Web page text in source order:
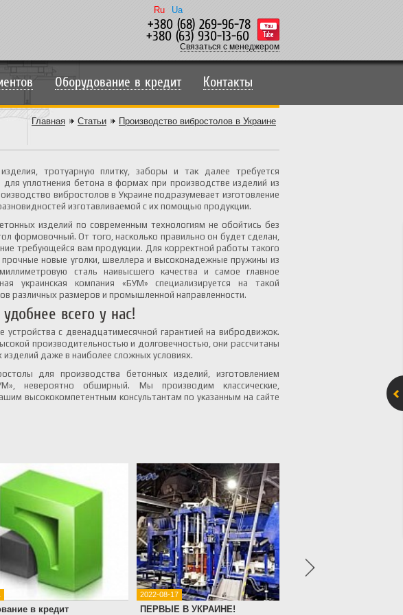
Ru Ua
+380 (68) 269-96-78
+380 (63) 930-13-60
Связаться с менеджером
Оборудование в кредит Контакты
Главная Статьи Производство вибростолов в Украине
тротуарную плитку, заборы и так далее требуется
для уплотнения бетона в формах при производстве изделий из
вибростолов в Украине подразумевает изготовление
изготавливаемой с их помощью продукции.
изделий по современным технологиям не обойтись без
формовочный. От того, насколько правильно он будет сделан,
требующейся вам продукции. Для корректной работы такого
прочные новые уголки, швеллера и высоконадежные пружины из
сталь наивысшего качества и самое главное
украинская компания «БУМ» специализируется на такой
различных размеров и промышленной направленности.
всего у нас!
с двенадцатимесячной гарантией на вибродвижок.
производительностью и долговечностью, они рассчитаны
даже в наиболее сложных условиях.
для производства бетонных изделий, изготовлением
невероятно обширный. Мы производим классические,
высококомпетентным консультантам по указанным на сайте
в кредит
2022-08-17
ПЕРВЫЕ В УКРАИНЕ!